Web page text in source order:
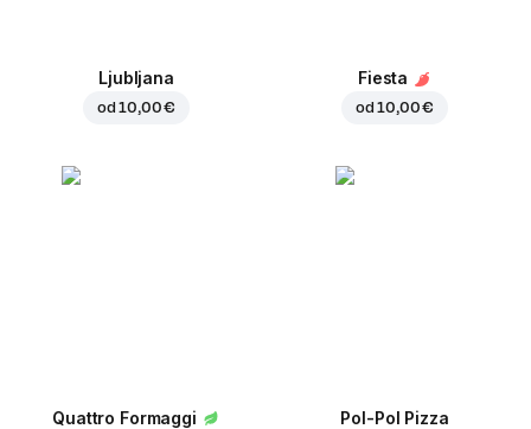
Ljubljana
od10,00 €
Fiesta
od10,00 €
Quattro Formaggi Pol-Pol Pizza